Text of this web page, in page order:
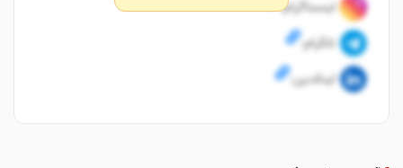
اینستاگرام:
تلگرام:
لینکدین: